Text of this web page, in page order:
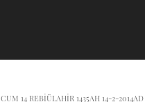
CUM 14 REBIÜLAHIR 1435AH 14-2-2014AD